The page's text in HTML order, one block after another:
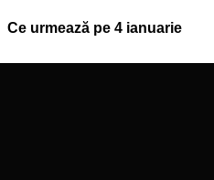
Ce urmează pe 4 ianuarie